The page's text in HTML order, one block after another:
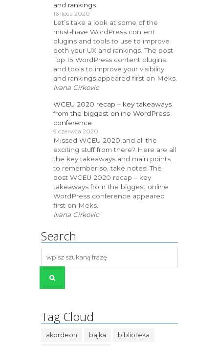
and rankings
16 lipca 2020
Let’s take a look at some of the
must-have WordPress content
plugins and tools to use to improve
both your UX and rankings. The post
Top 15 WordPress content plugins
and tools to improve your visibility
and rankings appeared first on Meks.
Ivana Cirkovic
WCEU 2020 recap – key takeaways
from the biggest online WordPress
conference
9 czerwca 2020
Missed WCEU 2020 and all the
exciting stuff from there? Here are all
the key takeaways and main points
to remember so, take notes! The
post WCEU 2020 recap – key
takeaways from the biggest online
WordPress conference appeared
first on Meks.
Ivana Cirkovic
Search
Tag Cloud
akordeon bajka biblioteka